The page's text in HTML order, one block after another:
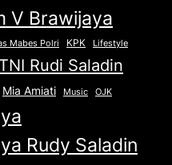
V Brawijaya
Mabes Polri KPK Lifestyle
Rudi Saladin
Mia Amiati Music OJK
Rudy Saladin